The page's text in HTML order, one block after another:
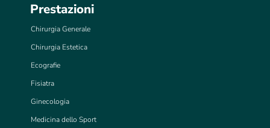
Prestazioni
Chirurgia Generale
Chirurgia Estetica
Ecografie
Fisiatra
Ginecologia
Medicina dello Sport